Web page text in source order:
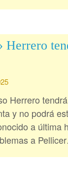
Herrero
Herrero
y no podrá
a última
a